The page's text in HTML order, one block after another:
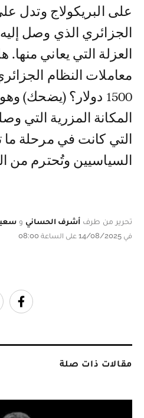
على البريكولاج وتدل
الجزائري الذي وصل
العزلة التي يعاني
معاملات النظام
1500 دولار؟ (يضحك)
المكانة المزرية التي
التي كانت في مرحلة ما
السياسيين وتُحترم من
تحرير من طرف أشرف الحساني و
في 14/08/2025 على الساعة 08:00
مقالات ذات صلة